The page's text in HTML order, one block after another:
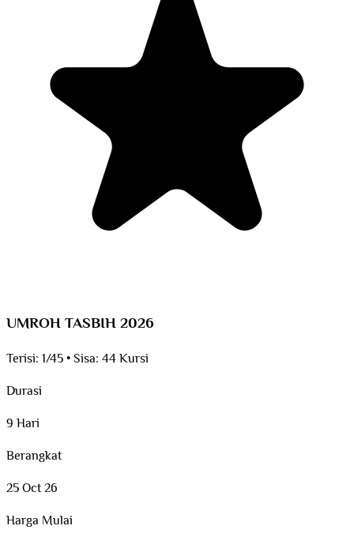
UMROH TASBIH 2026
Terisi: 1/45•Sisa: 44 Kursi
Durasi
9 Hari
Berangkat
25 Oct 26
Harga Mulai